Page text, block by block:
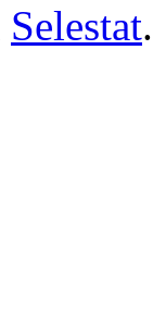
Selestat.